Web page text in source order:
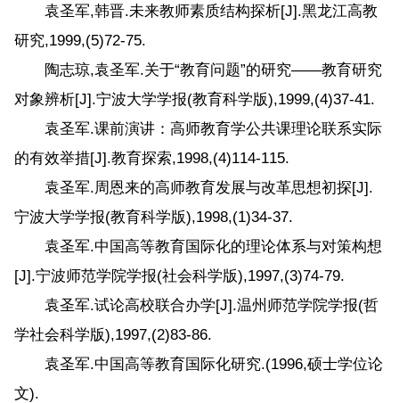
袁圣军,韩晋.未来教师素质结构探析[J].黑龙江高教
研究,1999,(5)72-75.
陶志琼,袁圣军.关于“教育问题”的研究――教育研究
对象辨析[J].宁波大学学报(教育科学版),1999,(4)37-41.
袁圣军.课前演讲：高师教育学公共课理论联系实际
的有效举措[J].教育探索,1998,(4)114-115.
袁圣军.周恩来的高师教育发展与改革思想初探[J].
宁波大学学报(教育科学版),1998,(1)34-37.
袁圣军.中国高等教育国际化的理论体系与对策构想
[J].宁波师范学院学报(社会科学版),1997,(3)74-79.
袁圣军.试论高校联合办学[J].温州师范学院学报(哲
学社会科学版),1997,(2)83-86.
袁圣军.中国高等教育国际化研究.(1996,硕士学位论
文).